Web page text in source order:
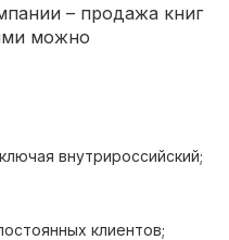
– продажа книг
можно
внутрироссийский;
клиентов;